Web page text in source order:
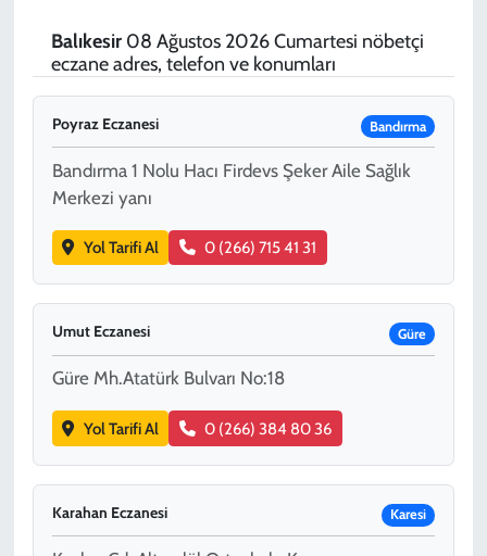
Balıkesir08 Ağustos 2026 Cumartesi nöbetçi
eczane adres, telefon ve konumları
Poyraz Eczanesi Bandırma
Bandırma 1 Nolu Hacı Firdevs Şeker Aile Sağlık
Merkezi yanı
Yol Tarifi Al 0 (266) 715 41 31
Umut Eczanesi Güre
Güre Mh.Atatürk Bulvarı No:18
Yol Tarifi Al 0 (266) 384 80 36
Karahan Eczanesi Karesi
SPOR
TEKNOLOJİ
YAŞAM